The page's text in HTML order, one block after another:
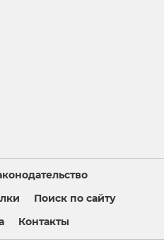
Поиск по сайту
Контакты